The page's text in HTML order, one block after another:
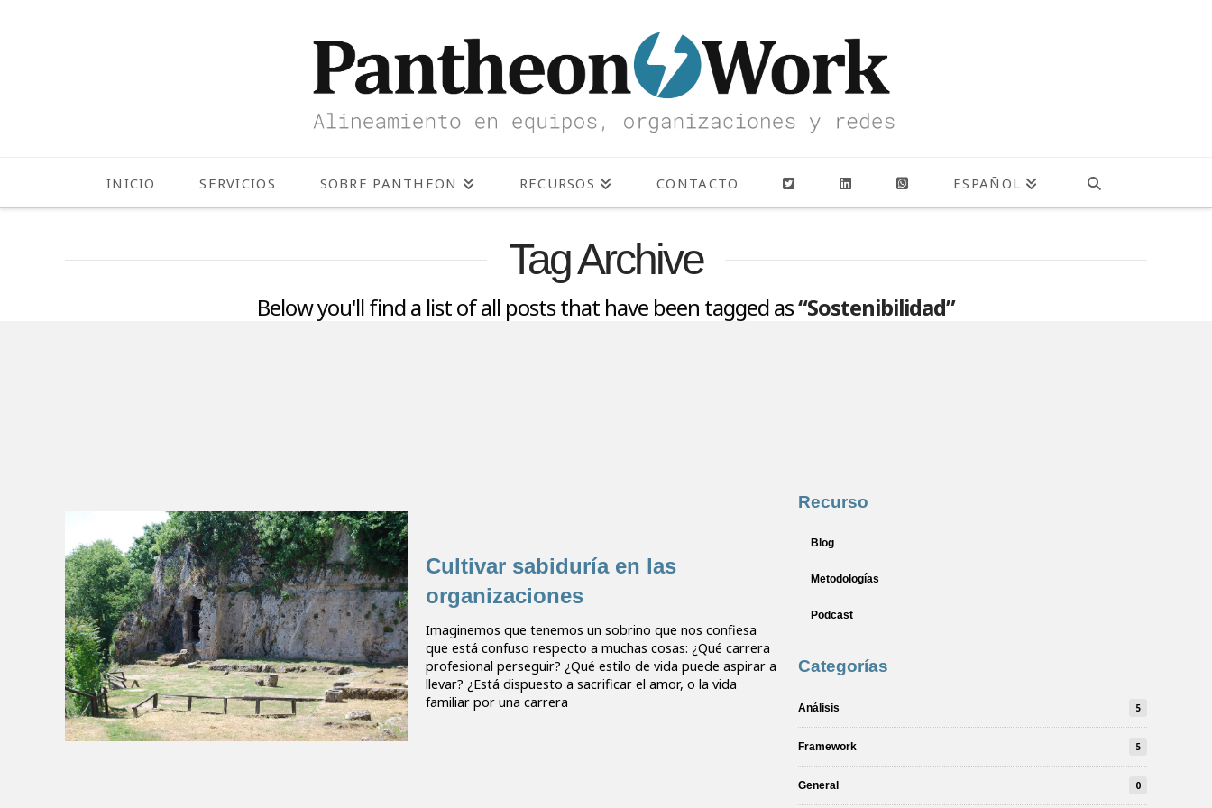
INICIO SERVICIOS SOBRE PANTHEON RECURSOS CONTACTO ESPAÑOL
Tag Archive
Below you'll find a list of all posts that have been tagged as“Sostenibilidad”
Cultivar sabiduría en las
organizaciones
Imaginemos que tenemos un sobrino que nos confiesa
que está confuso respecto a muchas cosas: ¿Qué carrera
profesional perseguir? ¿Qué estilo de vida puede aspirar a
llevar? ¿Está dispuesto a sacrificar el amor, o la vida
familiar por una carrera
Recurso
Blog
Metodologías
Podcast
Categorías
Análisis 5
Framework 5
General 0